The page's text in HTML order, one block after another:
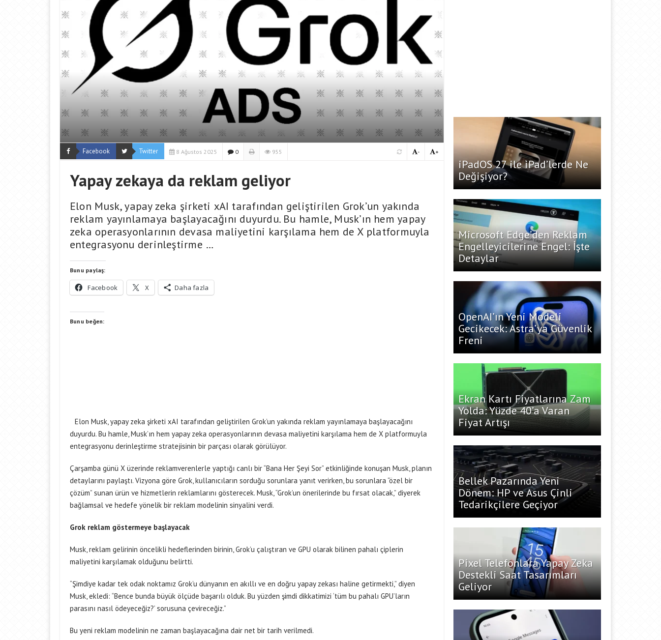
Facebook Twitter 8 Ağustos 2025 0 955 +
-
Yapay zekaya da reklam geliyor
Elon Musk, yapay zeka şirketi xAI tarafından geliştirilen Grok’un yakında
reklam yayınlamaya başlayacağını duyurdu. Bu hamle, Musk’ın hem yapay
zeka operasyonlarının devasa maliyetini karşılama hem de X platformuyla
entegrasyonu derinleştirme …
Bunu paylaş:
Facebook X Daha fazla
Bunu beğen:
Elon Musk, yapay zeka şirketi xAI tarafından geliştirilen Grok’un yakında reklam yayınlamaya başlayacağını
duyurdu. Bu hamle, Musk’ın hem yapay zeka operasyonlarının devasa maliyetini karşılama hem de X platformuyla
entegrasyonu derinleştirme stratejisinin bir parçası olarak görülüyor.
Çarşamba günü X üzerinde reklamverenlerle yaptığı canlı bir “Bana Her Şeyi Sor” etkinliğinde konuşan Musk, planın
detaylarını paylaştı. Vizyona göre Grok, kullanıcıların sorduğu sorunlara yanıt verirken, bu sorunlara “özel bir
çözüm” sunan ürün ve hizmetlerin reklamlarını gösterecek. Musk, “Grok’un önerilerinde bu fırsat olacak,” diyerek
bağlamsal ve hedefe yönelik bir reklam modelinin sinyalini verdi.
Grok reklam göstermeye başlayacak
Musk, reklam gelirinin öncelikli hedeflerinden birinin, Grok’u çalıştıran ve GPU olarak bilinen pahalı çiplerin
maliyetini karşılamak olduğunu belirtti.
“Şimdiye kadar tek odak noktamız Grok’u dünyanın en akıllı ve en doğru yapay zekası haline getirmekti,” diyen
Musk, ekledi: “Bence bunda büyük ölçüde başarılı olduk. Bu yüzden şimdi dikkatimizi ‘tüm bu pahalı GPU’ların
parasını nasıl ödeyeceğiz?’ sorusuna çevireceğiz.”
Bu yeni reklam modelinin ne zaman başlayacağına dair net bir tarih verilmedi.
iPadOS 27 ile iPad’lerde Ne
Değişiyor?
Microsoft Edge’den Reklam
Engelleyicilerine Engel: İşte
Detaylar
OpenAI’ın Yeni Modeli
Gecikecek: Astra’ya Güvenlik
Freni
Ekran Kartı Fiyatlarına Zam
Yolda: Yüzde 40’a Varan
Fiyat Artışı
Bellek Pazarında Yeni
Dönem: HP ve Asus Çinli
Tedarikçilere Geçiyor
Pixel Telefonlara Yapay Zeka
Destekli Saat Tasarımları
Geliyor